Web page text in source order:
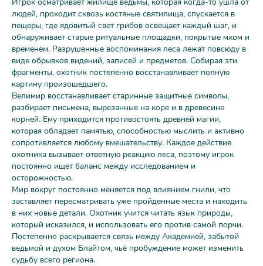
людей, проходит сквозь костяные святилища, спускается в
пещеры, где ядовитый свет грибов освещает каждый шаг, и
обнаруживает старые ритуальные площадки, покрытые мхом и
временем. Разрушенные воспоминания леса лежат повсюду в
виде обрывков видений, записей и предметов. Собирая эти
фрагменты, охотник постепенно восстанавливает полную
картину произошедшего.
Велимир восстанавливает старинные защитные символы,
разбирает письмена, вырезанные на коре и в древесине
корней. Ему приходится противостоять древней магии,
которая обладает памятью, способностью мыслить и активно
сопротивляется любому вмешательству. Каждое действие
охотника вызывает ответную реакцию леса, поэтому игрок
постоянно ищет баланс между исследованием и
осторожностью.
Мир вокруг постоянно меняется под влиянием гнили, что
заставляет пересматривать уже пройденные места и находить
в них новые детали. Охотник учится читать язык природы,
который исказился, и использовать его против самой порчи.
Постепенно раскрывается связь между Академией, забытой
ведьмой и духом Блайтом, чьё пробуждение может изменить
судьбу всего региона.